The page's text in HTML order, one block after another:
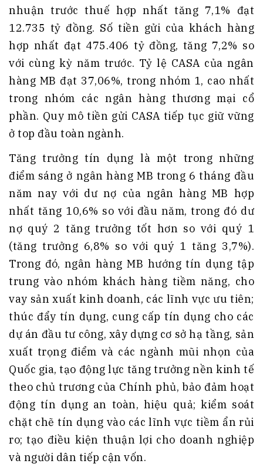
nhuận trước thuế hợp nhất tăng 7,1% đạt
12.735 tỷ đồng. Số tiền gửi của khách hàng
hợp nhất đạt 475.406 tỷ đồng, tăng 7,2% so
với cùng kỳ năm trước. Tỷ lệ CASA của ngân
hàng MB đạt 37,06%, trong nhóm 1, cao nhất
trong nhóm các ngân hàng thương mại cổ
phần. Quy mô tiền gửi CASA tiếp tục giữ vững
ở top đầu toàn ngành.
Tăng trưởng tín dụng là một trong những
điểm sáng ở ngân hàng MB trong 6 tháng đầu
năm nay với dư nợ của ngân hàng MB hợp
nhất tăng 10,6% so với đầu năm, trong đó dư
nợ quý 2 tăng trưởng tốt hơn so với quý 1
(tăng trưởng 6,8% so với quý 1 tăng 3,7%).
Trong đó, ngân hàng MB hướng tín dụng tập
trung vào nhóm khách hàng tiềm năng, cho
vay sản xuất kinh doanh, các lĩnh vực ưu tiên;
thúc đẩy tín dụng, cung cấp tín dụng cho các
dự án đầu tư công, xây dựng cơ sở hạ tầng, sản
xuất trọng điểm và các ngành mũi nhọn của
Quốc gia, tạo động lực tăng trưởng nền kinh tế
theo chủ trương của Chính phủ, bảo đảm hoạt
động tín dụng an toàn, hiệu quả; kiểm soát
chặt chẽ tín dụng vào các lĩnh vực tiềm ẩn rủi
ro; tạo điều kiện thuận lợi cho doanh nghiệp
và người dân tiếp cận vốn.